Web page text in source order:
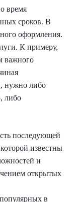
время
сроков. В
оформления.
К примеру,
важного
нужно либо
либо
последующей
известны
и
открытых
в